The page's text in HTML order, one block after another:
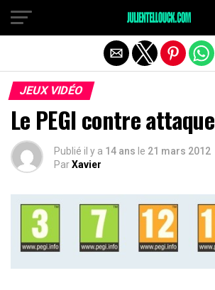
JEUX VIDÉO
Le PEGI contre attaque
Publié il y a 14 ans le 21 mars 2012
ParXavier